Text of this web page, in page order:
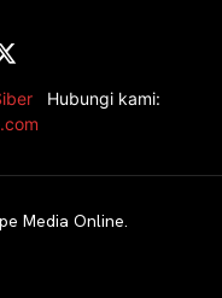
Hubungi kami:
Media Online.